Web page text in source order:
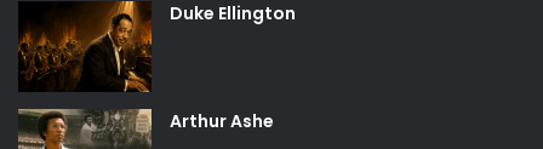
Duke Ellington
Arthur Ashe